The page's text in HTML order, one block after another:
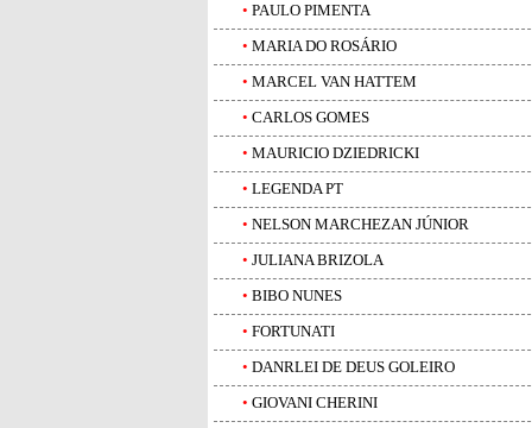
• PAULO PIMENTA
• MARIA DO ROSÁRIO
• MARCEL VAN HATTEM
• CARLOS GOMES
• MAURICIO DZIEDRICKI
• LEGENDA PT
• NELSON MARCHEZAN JÚNIOR
• JULIANA BRIZOLA
• BIBO NUNES
• FORTUNATI
• DANRLEI DE DEUS GOLEIRO
• GIOVANI CHERINI